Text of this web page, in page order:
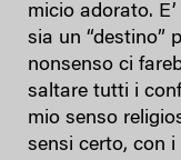
micio adorato.
sia un “destino”
nonsenso ci
saltare tutti i
mio senso
sensi certo, con